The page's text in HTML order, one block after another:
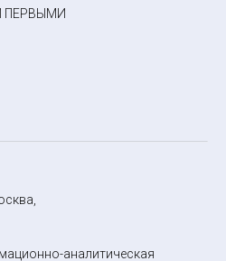
ПЕРВЫМИ
аналитическая